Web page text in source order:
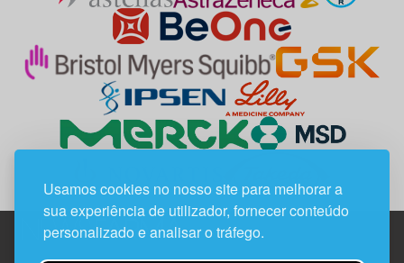
Usamos cookies no nosso site para melhorar a
sua experiência de utilizador, fornecer conteúdo
personalizado e analisar o tráfego.